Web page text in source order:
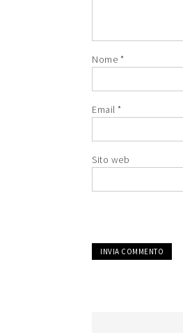
Nome *
Email *
Sito web